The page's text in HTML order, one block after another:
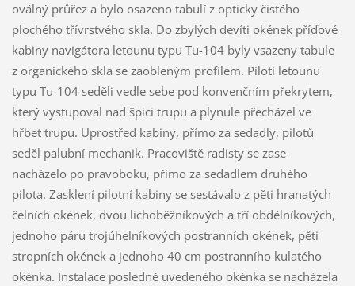
oválný průřez a bylo osazeno tabulí z opticky čistého
plochého třívrstvého skla. Do zbylých devíti okének příďové
kabiny navigátora letounu typu Tu-104 byly vsazeny tabule
z organického skla se zaobleným profilem. Piloti letounu
typu Tu-104 seděli vedle sebe pod konvenčním překrytem,
který vystupoval nad špici trupu a plynule přecházel ve
hřbet trupu. Uprostřed kabiny, přímo za sedadly, pilotů
seděl palubní mechanik. Pracoviště radisty se zase
nacházelo po pravoboku, přímo za sedadlem druhého
pilota. Zasklení pilotní kabiny se sestávalo z pěti hranatých
čelních okének, dvou lichoběžníkových a tří obdélníkových,
jednoho páru trojúhelníkových postranních okének, pěti
stropních okének a jednoho 40 cm postranního kulatého
okénka. Instalace posledně uvedeného okénka se nacházela